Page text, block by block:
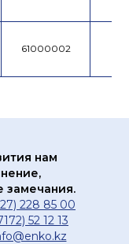
61000002
нам
замечания.
228 85 00
52 12 13